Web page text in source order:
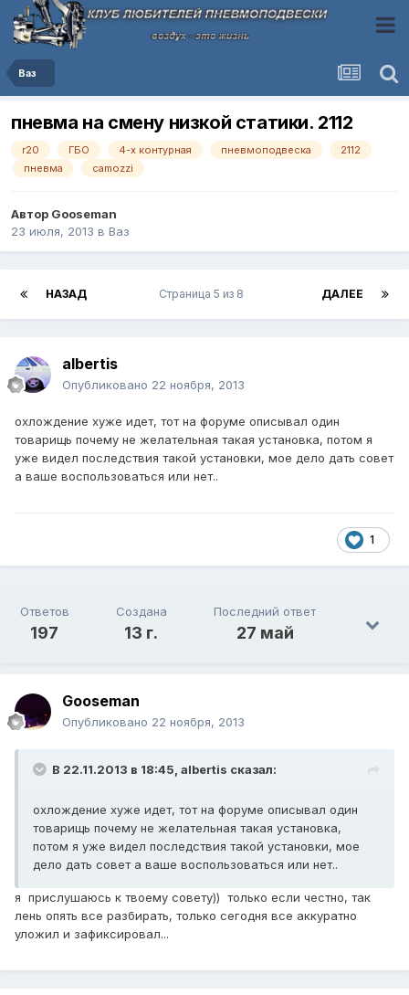
Ваз
пневма на смену низкой статики. 2112
r20 ГБО 4-х контурная пневмоподвеска
2112
пневма
camozzi
Автор Gooseman
23 июля, 2013 в Ваз
НАЗАД ДАЛЕЕ
Страница 5 из 8
albertis
Опубликовано 22 ноября, 2013
охлождение хуже идет, тот на форуме описывал один
товарищь почему не желательная такая установка, потом я
уже видел последствия такой установки, мое дело дать совет
а ваше воспользоваться или нет..
1
Ответов
197
Создана
13 г.
Последний ответ
27 май
Gooseman
Опубликовано 22 ноября, 2013
В 22.11.2013 в 18:45, albertis сказал:
охлождение хуже идет, тот на форуме описывал один
товарищь почему не желательная такая установка,
потом я уже видел последствия такой установки, мое
дело дать совет а ваше воспользоваться или нет..
я прислушаюсь к твоему совету)) только если честно, так
лень опять все разбирать, только сегодня все аккуратно
уложил и зафиксировал...